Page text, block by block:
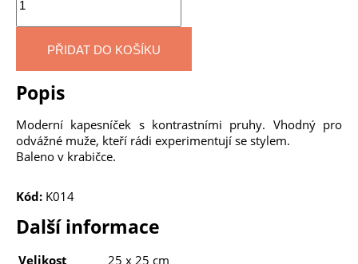
PŘIDAT DO KOŠÍKU
Popis
Moderní kapesníček s kontrastními pruhy. Vhodný pro
odvážné muže, kteří rádi experimentují se stylem.
Baleno v krabičce.
Kód: K014
Další informace
Velikost
25 x 25 cm